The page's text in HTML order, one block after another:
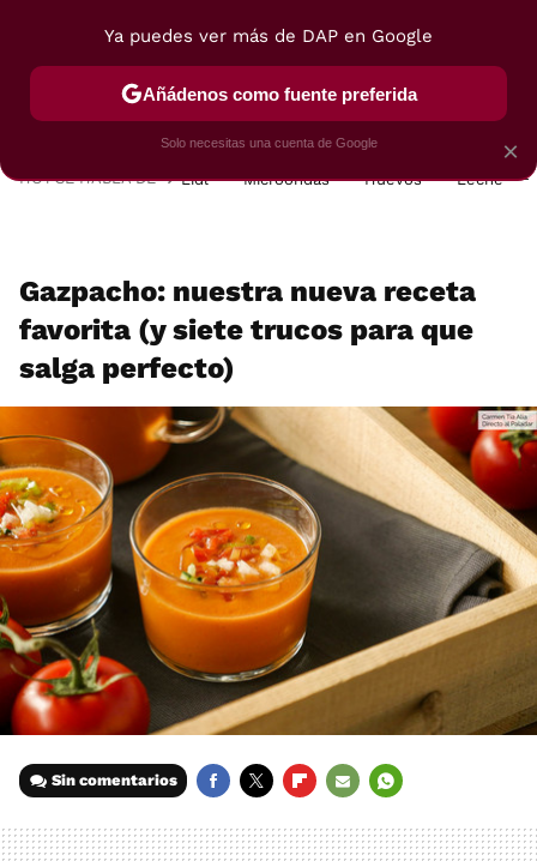
POSTRES VIAJES SELECCIÓN VEGUI
HOY SE HABLA DE Lidl Microondas Huevos Leche
Gazpacho: nuestra nueva receta
favorita (y siete trucos para que
salga perfecto)
Sin comentarios
MAIL
×
Ya puedes ver más de DAP en Google
Añádenos como fuente preferida
Solo necesitas una cuenta de Google